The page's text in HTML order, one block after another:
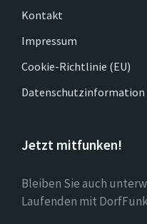
Kontakt
Impressum
Cookie-Richtlinie (EU)
Datenschutzinformation
Jetzt mitfunken!
Bleiben Sie auch
Laufenden mit